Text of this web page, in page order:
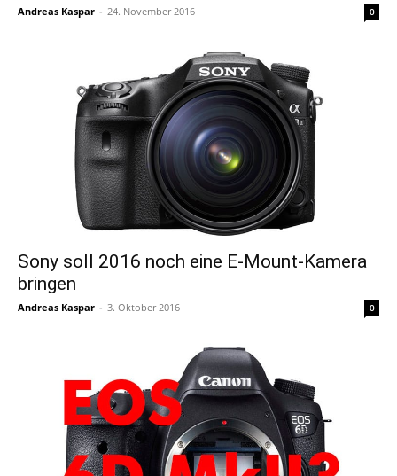
Andreas Kaspar - 24. November 2016 0
Sony soll 2016 noch eine E-Mount-Kamera
bringen
Andreas Kaspar - 3. Oktober 2016 0